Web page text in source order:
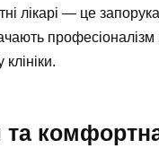
лікарі — це
та